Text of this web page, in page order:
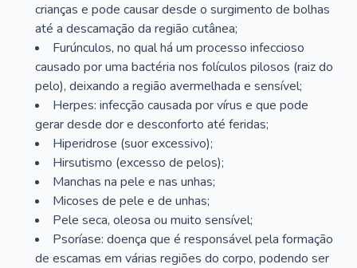
crianças e pode causar desde o surgimento de bolhas
até a descamação da região cutânea;
Furúnculos, no qual há um processo infeccioso
causado por uma bactéria nos folículos pilosos (raiz do
pelo), deixando a região avermelhada e sensível;
Herpes: infecção causada por vírus e que pode
gerar desde dor e desconforto até feridas;
Hiperidrose (suor excessivo);
Hirsutismo (excesso de pelos);
Manchas na pele e nas unhas;
Micoses de pele e de unhas;
Pele seca, oleosa ou muito sensível;
Psoríase: doença que é responsável pela formação
de escamas em várias regiões do corpo, podendo ser